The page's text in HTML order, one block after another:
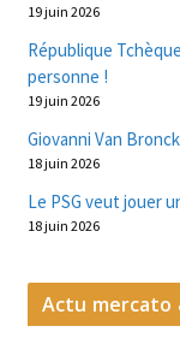
19 juin 2026
République
personne !
19 juin 2026
Giovanni Van
18 juin 2026
Le PSG veut jouer
18 juin 2026
Actu